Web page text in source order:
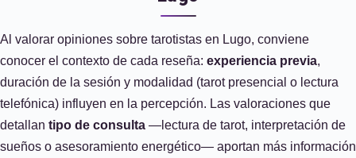
Al valorar opiniones sobre tarotistas en Lugo, conviene
conocer el contexto de cada reseña: experiencia previa,
duración de la sesión y modalidad (tarot presencial o lectura
telefónica) influyen en la percepción. Las valoraciones que
detallan tipo de consulta —lectura de tarot, interpretación de
sueños o asesoramiento energético— aportan más información